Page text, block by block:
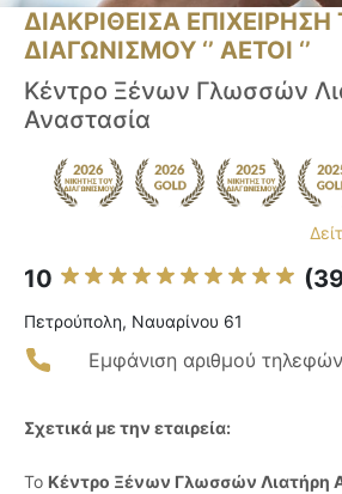
ΔΙΑΚΡΙΘΕΙΣΑ ΕΠΙΧΕΙΡΗΣΗ
ΔΙΑΓΩΝΙΣΜΟΥ ‘’ ΑΕΤΟΙ ‘’
Κέντρο Ξένων Γλωσσών
Αναστασία
10
Πετρούπολη, Ναυαρίνου 61
Εμφάνιση αριθμού
Σχετικά με την εταιρεία:
Το Κέντρο Ξένων Γλωσσών Λιατήρη